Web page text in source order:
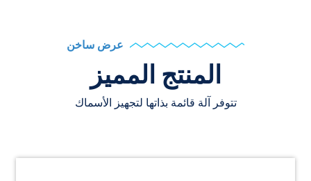
عرض ساخن
المنتج المميز
تتوفر آلة قائمة بذاتها لتجهيز الأسماك